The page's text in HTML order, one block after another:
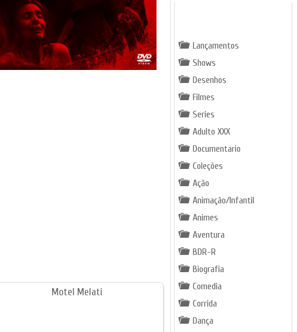
Lançamentos
Shows
Desenhos
Filmes
Series
Adulto XXX
Documentario
Coleções
Ação
Animação/Infantil
Animes
Aventura
BDR-R
Biografia
Comedia
Corrida
Dança